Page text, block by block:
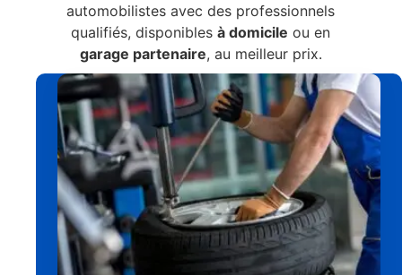
automobilistes avec des professionnels
qualifiés, disponiblesà domicile ou en
garage partenaire, au meilleur prix.